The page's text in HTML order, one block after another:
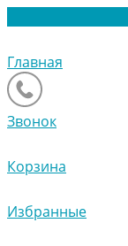
Главная
Звонок
Корзина
Избранные